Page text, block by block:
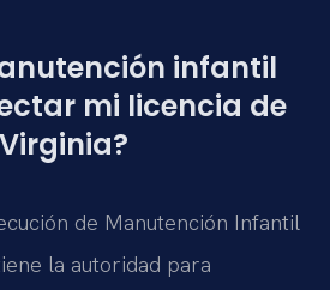
infantil
mi licencia de
de Manutención Infantil
la autoridad para